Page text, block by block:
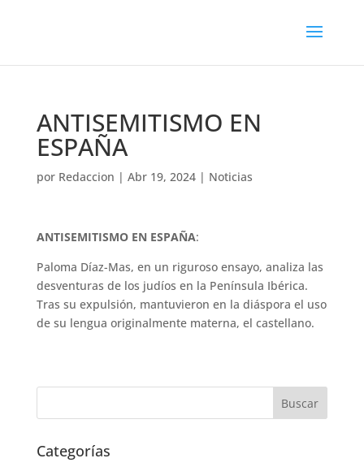
ANTISEMITISMO EN
ESPAÑA
por Redaccion | Abr 19, 2024| Noticias
ANTISEMITISMO EN ESPAÑA:
Paloma Díaz-Mas, en un riguroso ensayo, analiza las
desventuras de los judíos en la Península Ibérica.
Tras su expulsión, mantuvieron en la diáspora el uso
de su lengua originalmente materna, el castellano.
Categorías